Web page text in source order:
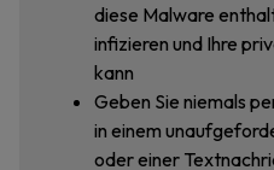
diese Malware
infizieren und Ihre
kann
Geben Sie niemals
in einem
oder einer